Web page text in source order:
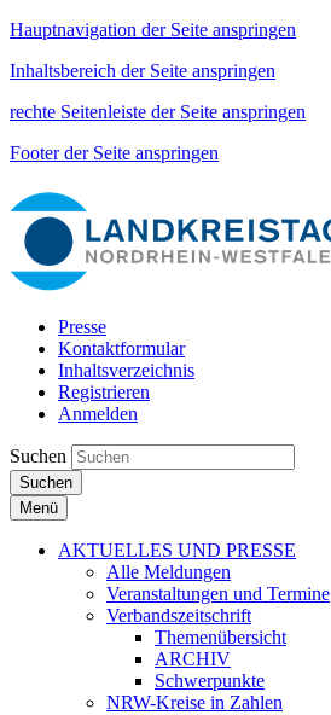
Hauptnavigation der Seite anspringen
Inhaltsbereich der Seite anspringen
rechte Seitenleiste der Seite anspringen
Footer der Seite anspringen
Presse
Kontaktformular
Inhaltsverzeichnis
Registrieren
Anmelden
Suchen
Suchen
Menü
AKTUELLES UND PRESSE
Alle Meldungen
Veranstaltungen und Termine
Verbandszeitschrift
Themenübersicht
ARCHIV
Schwerpunkte
NRW-Kreise in Zahlen